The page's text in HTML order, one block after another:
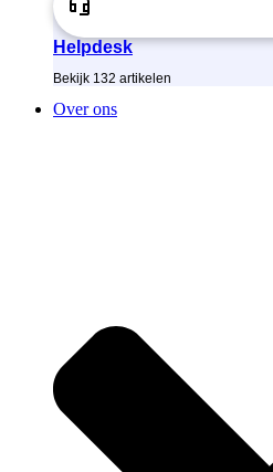
Helpdesk
Bekijk 132 artikelen
Over ons